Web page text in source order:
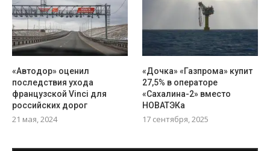
«Автодор» оценил
последствия ухода
французской Vinci для
российских дорог
21 мая, 2024
«Дочка» «Газпрома» купит
27,5% в операторе
«Сахалина-2» вместо
НОВАТЭКа
17 сентября, 2025